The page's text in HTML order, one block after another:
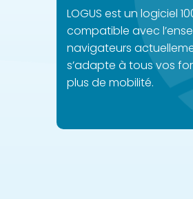
LOGUS est un logiciel
compatible avec
navigateurs
s’adapte à tous vos
plus de mobilité.